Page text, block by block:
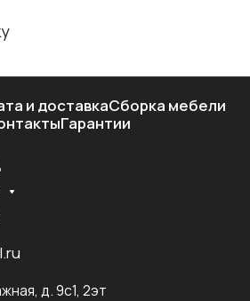
и доставкаСборка мебели
Гарантии
д. 9с1, 2эт